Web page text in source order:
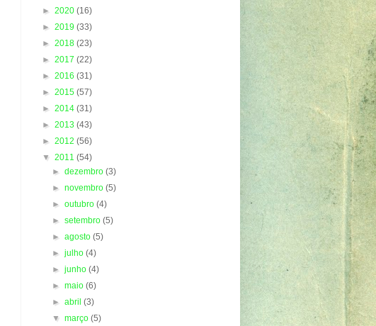
► 2020 (16)
► 2019 (33)
► 2018 (23)
► 2017 (22)
► 2016 (31)
► 2015 (57)
► 2014 (31)
► 2013 (43)
► 2012 (56)
▼ 2011 (54)
►dezembro(3)
►novembro(5)
►outubro(4)
►setembro(5)
►agosto(5)
►julho(4)
►junho(4)
►maio(6)
►abril(3)
▼março(5)